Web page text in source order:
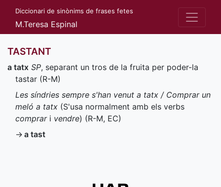
Diccionari de sinònims de frases fetes
M.Teresa Espinal
TASTANT
a tatx SP, separant un tros de la fruita per poder-la
tastar (R-M)
Les síndries sempre s'han venut a tatx / Comprar un
meló a tatx (S'usa normalment amb els verbs
comprari vendre) (R-M, EC)
→ a tast